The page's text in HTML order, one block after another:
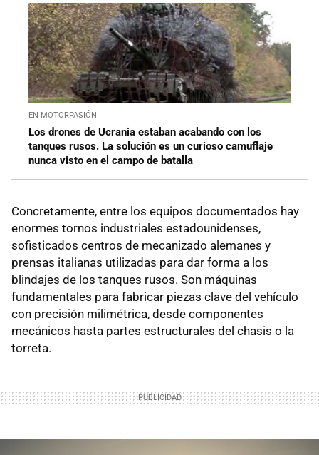
EN MOTORPASIÓN
Los drones de Ucrania estaban acabando con los
tanques rusos. La solución es un curioso camuflaje
nunca visto en el campo de batalla
Concretamente, entre los equipos documentados hay
enormes tornos industriales estadounidenses,
sofisticados centros de mecanizado alemanes y
prensas italianas utilizadas para dar forma a los
blindajes de los tanques rusos. Son máquinas
fundamentales para fabricar piezas clave del vehículo
con precisión milimétrica, desde componentes
mecánicos hasta partes estructurales del chasis o la
torreta.